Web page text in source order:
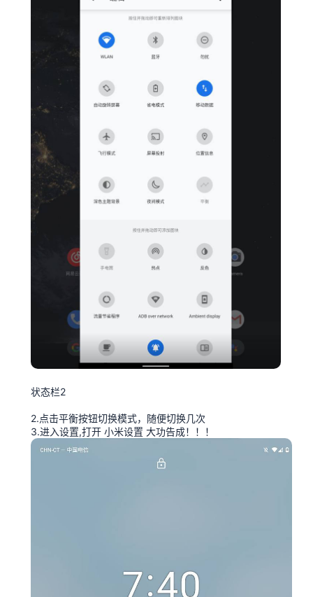
状态栏2
2.点击平衡按钮切换模式，随便切换几次
3.进入设置,打开 小米设置 大功告成！！！